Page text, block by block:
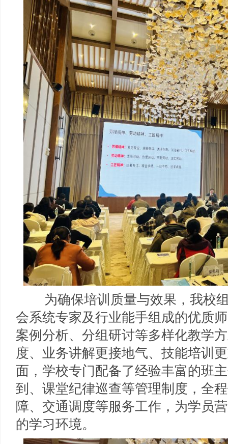
为确保培训质量与效果，我校组
会系统专家及行业能手组成的优质
案例分析、分组研讨等多样化教学
度、业务讲解更接地气、技能培训
面，学校专门配备了经验丰富的班
到、课堂纪律巡查等管理制度，全
障、交通调度等服务工作，为学员
的学习环境。